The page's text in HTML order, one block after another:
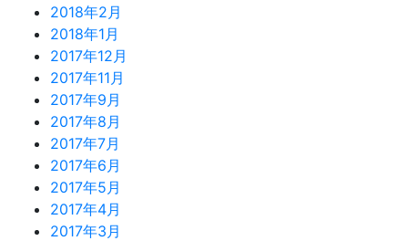
2018年2月
2018年1月
2017年12月
2017年11月
2017年9月
2017年8月
2017年7月
2017年6月
2017年5月
2017年4月
2017年3月